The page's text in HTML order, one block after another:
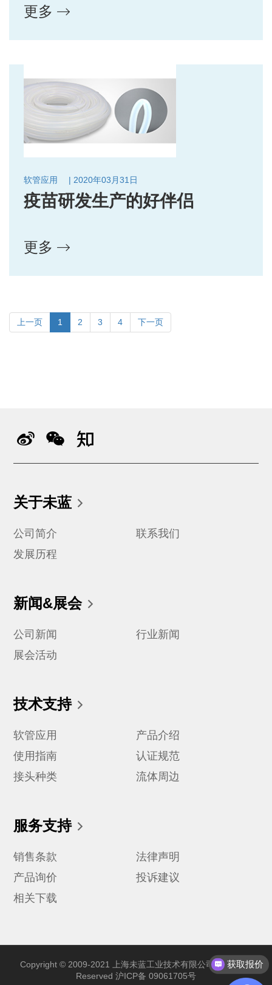
更多
软管应用 | 2020年03月31日
疫苗研发生产的好伴侣
更多
上一页 1 2 3 4 下一页
关于未蓝
公司简介
联系我们
发展历程
新闻&展会
公司新闻
行业新闻
展会活动
技术支持
软管应用
产品介绍
使用指南
认证规范
接头种类
流体周边
服务支持
销售条款
法律声明
产品询价
投诉建议
相关下载
Copyright © 2009-2021 上海未蓝工业技术有限公司 All Rights
Reserved 沪ICP备 09061705号
获取报价